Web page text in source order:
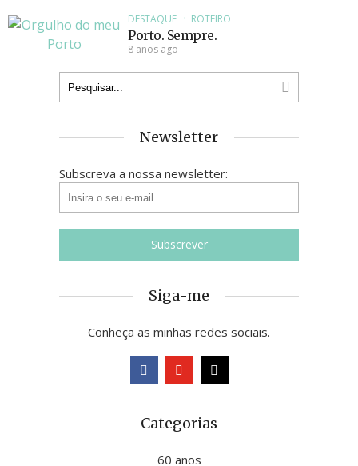
DESTAQUE
ROTEIRO
Porto. Sempre.
8 anos ago
Newsletter
Subscreva a nossa newsletter:
Siga-me
Conheça as minhas redes sociais.
Categorias
60 anos